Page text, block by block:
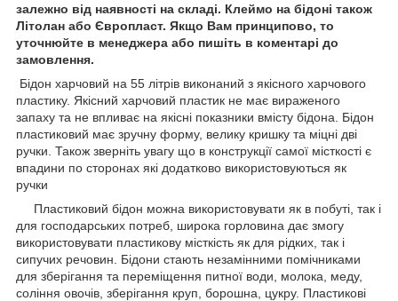
залежно від наявності на складі. Клеймо на бідоні також
Літолан або Європласт. Якщо Вам принципово, то
уточнюйте в менеджера або пишіть в коментарі до
замовлення.
Бідон харчовий на 55 літрів виконаний з якісного харчового
пластику. Якісний харчовий пластик не має вираженого
запаху та не впливає на якісні показники вмісту бідона. Бідон
пластиковий має зручну форму, велику кришку та міцні дві
ручки. Також зверніть увагу що в конструкції самої місткості є
впадини по сторонах які додатково використовуються як
ручки
Пластиковий бідон можна використовувати як в побуті, так і
для господарських потреб, широка горловина дає змогу
використовувати пластикову місткість як для рідких, так і
сипучих речовин. Бідони стають незамінними помічниками
для зберігання та переміщення питної води, молока, меду,
соління овочів, зберігання круп, борошна, цукру. Пластикові